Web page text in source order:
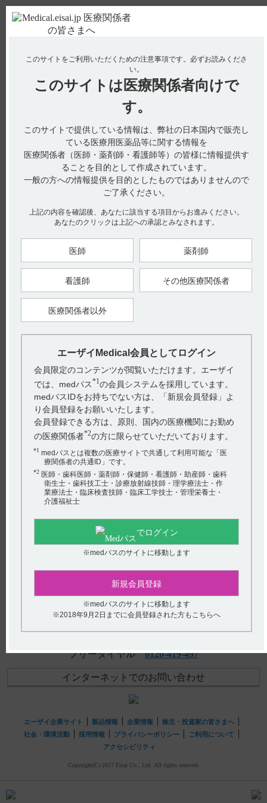
使用期限検索 Drug Information
No : 18422
【ニトロール・錠】 飲み忘れた場合の対応につ
いて教えてください。
【ニトロール・錠】
飲み忘れた場合の対応について教えてください。
［ニトロール錠5mgの情報です］
載があります。
飲み忘れた場合は、気がついた時点で次に飲むまで2時間以上
あったら、すぐに1回分を飲んでください。2時間以内の場合は
飲まないで1回分を飛ばし、次に飲む時間に1回分を飲んでくだ
さい。絶対に2回分を一度に飲んではいけません。（引用1）
※くすりのしおりはこちら
【引用】
戻る
関連するQ&A
【レンビマ】 半減期・Cmaxなどの薬物動態について教え
てください。
【メトジェクト】 高齢者への投与について教えてくださ
い。用量調節は必要ですか？
【レンビマ】 肝機能障害の患者に投与した際の薬物動態
【アクトネル・骨粗鬆症】 他の骨粗鬆症治療薬からアク
【ニトロール・錠・スプレー・Rカプセル】 授乳婦への投
与に関する注意事項について教えてください。
アンケート:ご意見をお聞かせください
(選択してください)
送信する
このサイトをご利用いただくための注意事項です。 必ずお読みくださ
い。
このサイトは 医療関係者向けで
す。
このサイトで提供している情報は、弊社の日本国内で販売し
ている医療用医薬品等に関する情報を
医療関係者（医師・薬剤師・看護師等）の皆様に情報提供す
ることを目的として作成されています。
一般の方への情報提供を目的としたものではありませんので
ご了承ください。
上記の内容を確認後、あなたに該当する項目からお進みください。
あなたのクリックは上記への承認とみなされます。
医師 薬剤師
看護師 その他医療関係者
医療関係者以外
エーザイMedical会員としてログイン
会員限定のコンテンツが閲覧いただけます。エーザイ
では、medパス*1の会員システムを採用しています。
medパスIDをお持ちでない方は、「新規会員登録」よ
り会員登録をお願いいたします。
会員登録できる方は、原則、国内の医療機関にお勤め
の医療関係者*2の方に限らせていただいております。
*1 medパスとは複数の医療サイトで共通して利用可能な「医
療関係者の共通ID」です。
*2 医師・歯科医師・薬剤師・保健師・看護師・助産師・歯科
衛生士・歯科技工士・診療放射線技師・理学療法士・作
業療法士・臨床検査技師・臨床工学技士・管理栄養士・
介護福祉士
でログイン
※medパスのサイトに移動します
新規会員登録
※medパスのサイトに移動します
※2018年9月2日までに会員登録された方もこちらへ
フリーダイヤル0120-419-497
インターネットでのお問い合わせ
エーザイ企業サイト 製品情報 企業情報
株主・投資家の皆さまへ
社会・環境活動
採用情報 プライバシーポリシー
ご利用について
アクセシビリティ
Copyright(C) 2017 Eisai Co., Ltd. All rights reserved.